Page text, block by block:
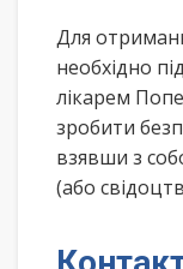
Для
необхідно
лікарем
зробити
взявши з
(або